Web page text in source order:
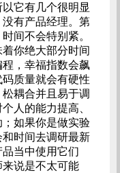
它有几个很明显
有产品经理。第
间不会特别紧。
你绝大部分时间
，幸福指数会飙
质量就会有硬性
耦合并且易于调
人的能力提高、
如果你是做实验
时间去调研最新
当中使用它们
说是不太可能